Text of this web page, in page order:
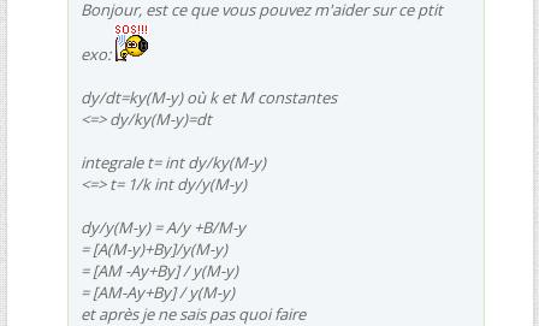
Bonjour, est ce que vous pouvez m'aider sur ce ptit
exo:
dy/dt=ky(M-y) où k et M constantes
<=> dy/ky(M-y)=dt
integrale t= int dy/ky(M-y)
<=> t= 1/k int dy/y(M-y)
dy/y(M-y) = A/y +B/M-y
= [A(M-y)+By]/y(M-y)
= [AM -Ay+By] / y(M-y)
= [AM-Ay+By] / y(M-y)
et après je ne sais pas quoi faire